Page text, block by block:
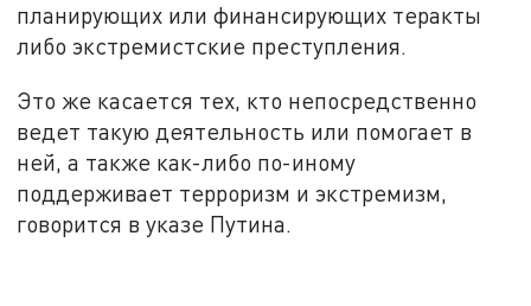
планирующих или финансирующих теракты
либо экстремистские преступления.
Это же касается тех, кто непосредственно
ведет такую деятельность или помогает в
ней, а также как-либо по-иному
поддерживает терроризм и экстремизм,
говорится в указе Путина.